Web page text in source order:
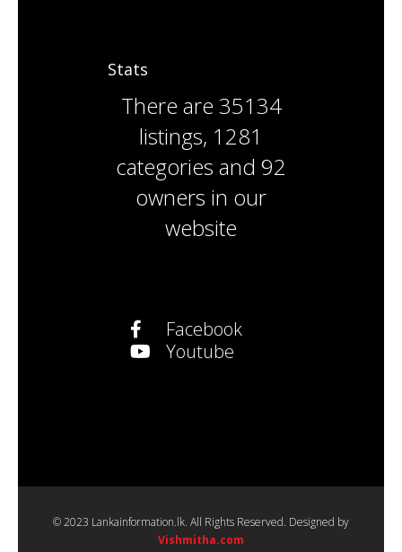
Stats
There are 35134
listings, 1281
categories and 92
owners in our
website
Facebook
Youtube
© 2023 Lankainformation.lk. All Rights Reserved. Designed by
Vishmitha.com